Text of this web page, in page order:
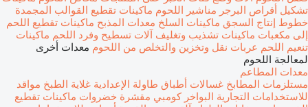
تشكيل أقراص البرجر مناشير اللحوم ماكينات تقطيع القوالب المجمدة
خطوط إنتاج السجق ماكينات السلخ معدات المذبح ماكينات تقطيع اللحم
إلى مكعبات ماكينات تشذيب وتغليف آلات تسطيح وفرد اللحم ماكينات
تنعيم اللحم عربات نقل وتخزين والتخلص من اللحوم معدات أخرى
لمعالجة اللحوم
معدات المطاعم
مستلزمات المطابخ غسالات أطباق طاولة الإعدادية غلاية الطبخ مواقد
للاستخدامات التجارية البواخر كومبي مقشرة خضروات ماكينات تقطيع